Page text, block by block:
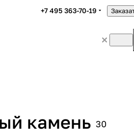
+7 495 363-70-19
камень 30